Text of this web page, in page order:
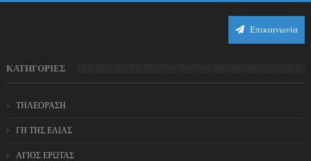
Επικοινωνία
ΚΑΤΗΓΟΡΙΕΣ
ΤΗΛΕΟΡΑΣΗ
ΓΗ ΤΗΣ ΕΛΙΑΣ
ΑΓΙΟΣ ΕΡΩΤΑΣ